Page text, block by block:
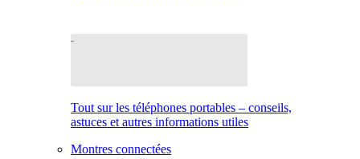
Tout sur les téléphones portables – conseils,
astuces et autres informations utiles
Montres connectées